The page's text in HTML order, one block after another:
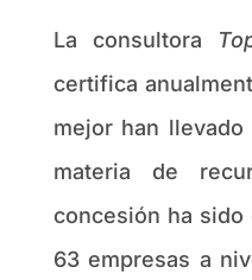
La consultora
certifica
mejor han
materia de
concesión ha sido
63 empresas a